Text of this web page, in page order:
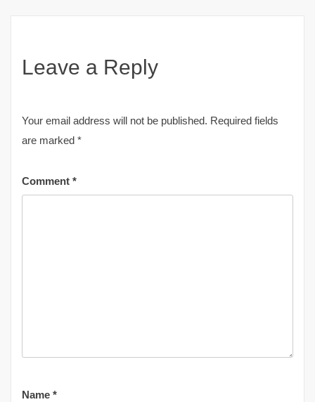
Leave a Reply
Your email address will not be published. Required fields
are marked *
Comment *
Name *